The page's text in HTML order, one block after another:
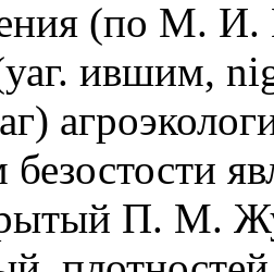
(по М. И.
ившим,
П. М.